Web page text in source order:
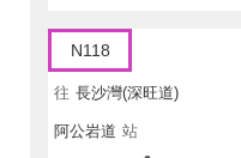
N118
往 長沙灣(深旺道)
阿公岩道 站